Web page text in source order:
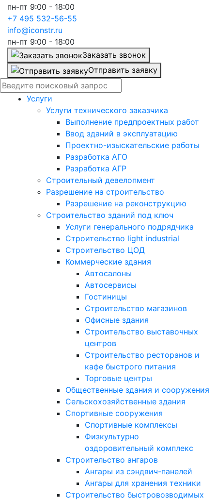
пн-пт 9:00 - 18:00
+7 495 532-56-55
info@iconstr.ru
пн-пт 9:00 - 18:00
Заказать звонок
Отправить заявку
Услуги
Услуги технического заказчика
Выполнение предпроектных работ
Ввод зданий в эксплуатацию
Проектно-изыскательские работы
Разработка АГО
Разработка АГР
Строительный девелопмент
Разрешение на строительство
Разрешение на реконструкцию
Строительство зданий под ключ
Услуги генерального подрядчика
Строительство light industrial
Строительство ЦОД
Коммерческие здания
Автосалоны
Автосервисы
Гостиницы
Строительство магазинов
Офисные здания
Строительство выставочных
центров
Строительство ресторанов и
кафе быстрого питания
Торговые центры
Общественные здания и сооружения
Сельскохозяйственные здания
Спортивные сооружения
Спортивные комплексы
Физкультурно
оздоровительный комплекс
Строительство ангаров
Ангары из сэндвич-панелей
Ангары для хранения техники
Строительство быстровозводимых